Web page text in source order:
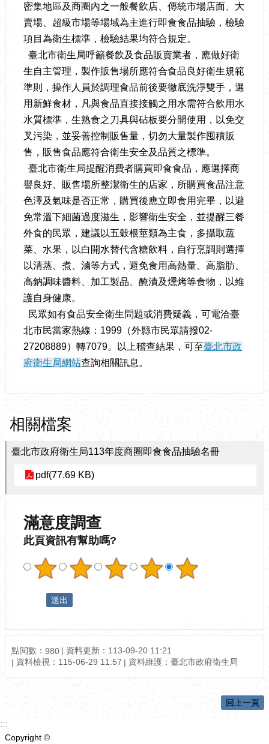
密集地區及商圈內之一般餐飲店、傳統市場店面、大
賣場、超級市場等場域為主進行即食食品抽驗，檢驗
項目為衛生標準，檢驗結果均符合規定。
臺北市衛生局呼籲餐飲及食品販賣業者，應做好衛
生自主管理，製作販售場所應符合食品良好衛生規範
準則，操作人員於調理食品前後要徹底洗淨雙手，選
用新鮮食材，凡與食品直接接觸之用水需符合飲用水
水質標準，生熟食之刀具與砧板要分開使用，以免交
叉污染，並妥善控制販售量，切勿大量製作囤積販
售，販售食品應符合衛生安全及品質之標準。
臺北市衛生局提醒消費者購買即食食品，應選擇商
譽良好、販售場所整潔衛生的店家，所購買食品注意
色澤及氣味是否正常，購買後應立即食用完畢，以避
免常溫下細菌過度滋生，影響衛生安全，並提醒三餐
外食的民眾，建議以五穀根莖類為主食，多攝取蔬
菜、水果，以白開水替代含糖飲料，自行烹調則選擇
以清蒸、煮、滷等方式，避免食用高熱量、高脂肪、
高鈉調味醬料、加工製品、醃漬及燻烤等食物，以維
護自身健康。
民眾如有食品安全衛生問題或消費疑義，可電洽臺
北市民當家熱線：1999（外縣市民眾請撥02-
27208889）轉7079。以上稽查結果，可至臺北市政
府衛生局網站查詢相關訊息。
相關檔案
臺北市政府衛生局113年度商圈即食食品抽驗名冊
pdf(77.69 KB)
滿意度調查
此頁資訊有幫助嗎?
點閱數： 980
資料更新：113-09-20 11:21
資料檢視：115-06-29 11:57
資料維護：臺北市政府衛生局
回上一頁
:::
Copyright ©